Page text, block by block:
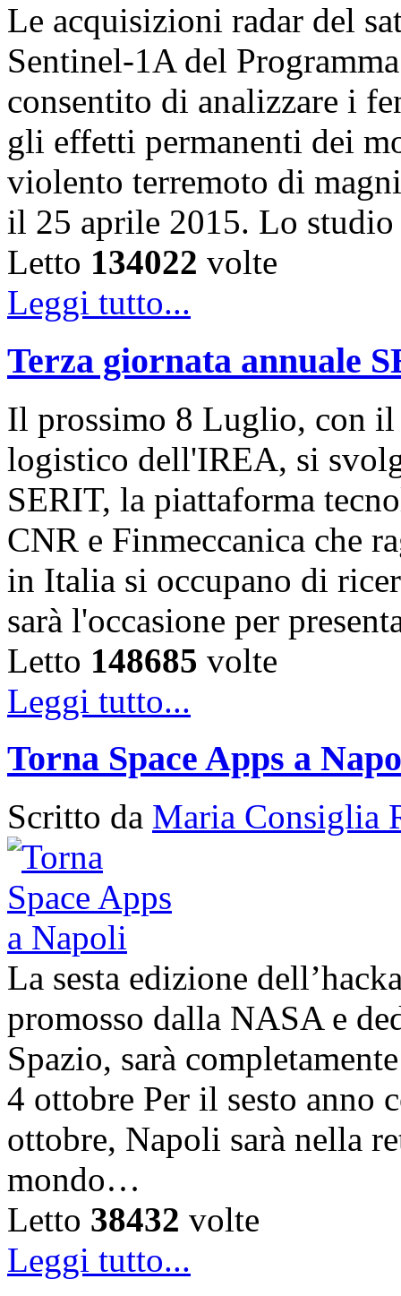
Le acquisizioni radar del
Sentinel-1A del
consentito di analizzare i
gli effetti permanenti dei
violento terremoto di
il 25 aprile 2015. Lo
Letto 134022 volte
Leggi tutto...
Terza giornata annuale
Il prossimo 8 Luglio, con
logistico dell'IREA, si
SERIT, la piattaforma
CNR e Finmeccanica che
in Italia si occupano di
sarà l'occasione per
Letto 148685 volte
Leggi tutto...
Torna Space Apps a
Scritto da Maria Consiglia
La sesta edizione
promosso dalla NASA e
Spazio, sarà
4 ottobre Per il sesto anno
ottobre, Napoli sarà nella
mondo…
Letto 38432 volte
Leggi tutto...